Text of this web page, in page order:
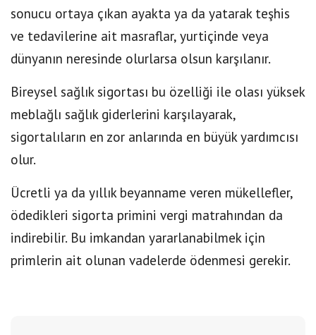
sonucu ortaya çıkan ayakta ya da yatarak teşhis
ve tedavilerine ait masraflar, yurtiçinde veya
dünyanın neresinde olurlarsa olsun karşılanır.
Bireysel sağlık sigortası bu özelliği ile olası yüksek
meblağlı sağlık giderlerini karşılayarak,
sigortalıların en zor anlarında en büyük yardımcısı
olur.
Ücretli ya da yıllık beyanname veren mükellefler,
ödedikleri sigorta primini vergi matrahından da
indirebilir. Bu imkandan yararlanabilmek için
primlerin ait olunan vadelerde ödenmesi gerekir.